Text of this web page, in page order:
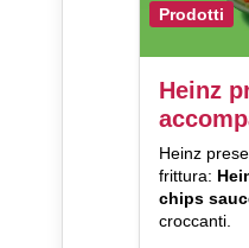
Prodotti
Heinz
Heinz
frittura:
chips
croccanti.